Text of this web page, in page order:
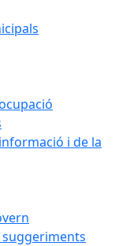
i de la
suggeriments